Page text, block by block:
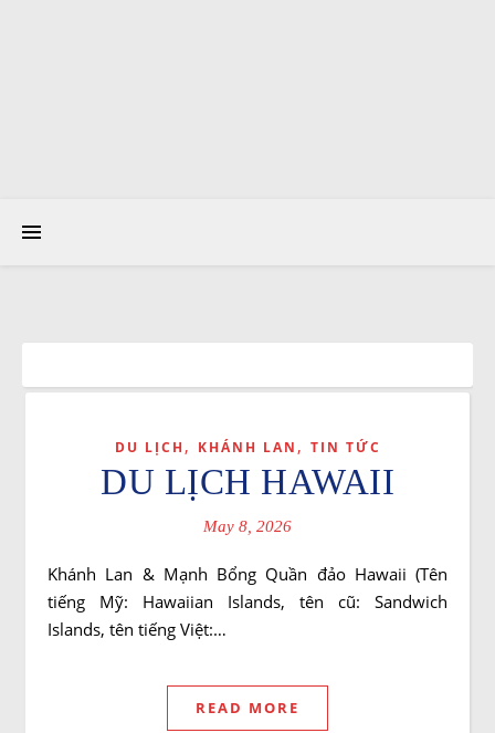
DU LỊCH , KHÁNH LAN , TIN TỨC
DU LỊCH HAWAII
May 8, 2026
Khánh Lan & Mạnh Bổng Quần đảo Hawaii (Tên
tiếng Mỹ: Hawaiian Islands, tên cũ: Sandwich
Islands, tên tiếng Việt:…
READ MORE